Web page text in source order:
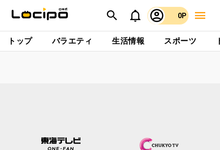
0P
トップ バラエティ 生活情報 スポーツ